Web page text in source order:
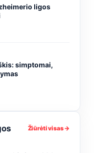
ligos
simptomai,
Žiūrėti visas →